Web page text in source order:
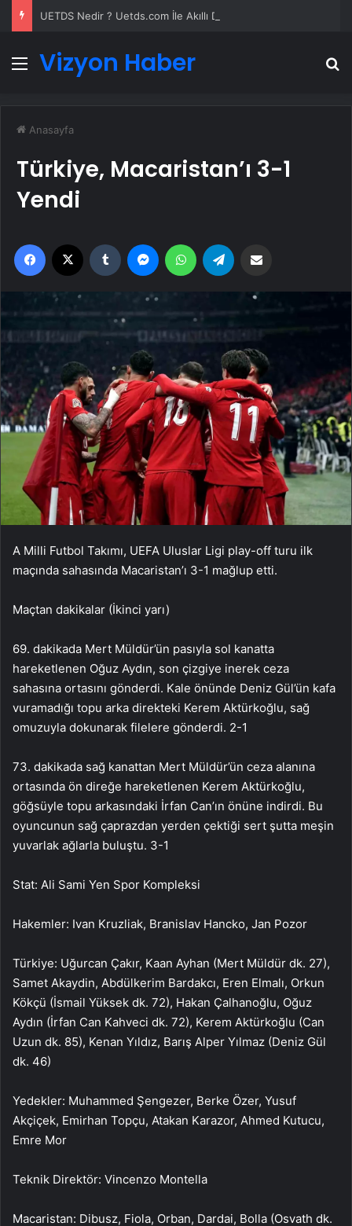
Menü
Vizyon Haber
Anasayfa
Türkiye, Macaristan’ı 3-1
Yendi
Facebook Tumblr MessengerWhatsApp
A Milli Futbol Takımı, UEFA Uluslar Ligi play-off turu ilk
maçında sahasında Macaristan’ı 3-1 mağlup etti.
Maçtan dakikalar (İkinci yarı)
69. dakikada Mert Müldür’ün pasıyla sol kanatta
hareketlenen Oğuz Aydın, son çizgiye inerek ceza
sahasına ortasını gönderdi. Kale önünde Deniz Gül’ün kafa
vuramadığı topu arka direkteki Kerem Aktürkoğlu, sağ
omuzuyla dokunarak filelere gönderdi. 2-1
73. dakikada sağ kanattan Mert Müldür’ün ceza alanına
ortasında ön direğe hareketlenen Kerem Aktürkoğlu,
göğsüyle topu arkasındaki İrfan Can’ın önüne indirdi. Bu
oyuncunun sağ çaprazdan yerden çektiği sert şutta meşin
yuvarlak ağlarla buluştu. 3-1
Stat: Ali Sami Yen Spor Kompleksi
Hakemler: Ivan Kruzliak, Branislav Hancko, Jan Pozor
Türkiye: Uğurcan Çakır, Kaan Ayhan (Mert Müldür dk. 27),
Samet Akaydin, Abdülkerim Bardakcı, Eren Elmalı, Orkun
Kökçü (İsmail Yüksek dk. 72), Hakan Çalhanoğlu, Oğuz
Aydın (İrfan Can Kahveci dk. 72), Kerem Aktürkoğlu (Can
Uzun dk. 85), Kenan Yıldız, Barış Alper Yılmaz (Deniz Gül
dk. 46)
Yedekler: Muhammed Şengezer, Berke Özer, Yusuf
Akçiçek, Emirhan Topçu, Atakan Karazor, Ahmed Kutucu,
Emre Mor
Teknik Direktör: Vincenzo Montella
Macaristan: Dibusz, Fiola, Orban, Dardai, Bolla (Osvath dk.